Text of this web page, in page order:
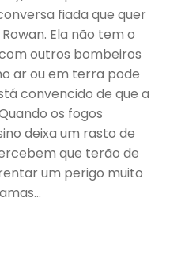
fiada que quer
Ela não tem o
outros bombeiros
ar ou em terra pode
convencido de que a
os fogos
deixa um rasto de
que terão de
um perigo muito